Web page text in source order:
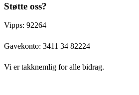
Støtte oss?
Vipps: 92264
Gavekonto: 3411 34 82224
Vi er takknemlig for alle bidrag.